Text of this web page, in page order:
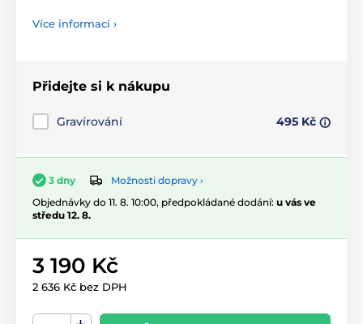
Více informací ›
Přidejte si k nákupu
Gravírování 495 Kč
3 dny
Možnosti dopravy ›
Objednávky do 11. 8. 10:00, předpokládané dodání: u vás ve
středu 12. 8.
3 190 Kč
2 636 Kč bez DPH